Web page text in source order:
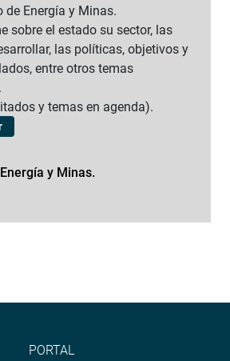
de Energía y Minas.
sobre el estado su sector, las
las políticas, objetivos y
entre otros temas
y temas en agenda).
y Minas.
PORTAL